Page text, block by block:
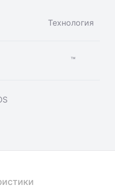
Технология
™